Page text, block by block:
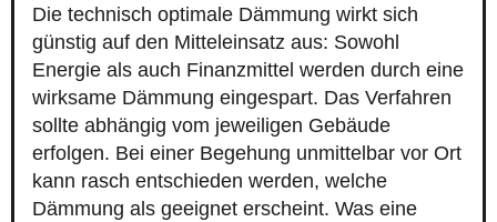
Die technisch optimale Dämmung wirkt sich
günstig auf den Mitteleinsatz aus: Sowohl
Energie als auch Finanzmittel werden durch eine
wirksame Dämmung eingespart. Das Verfahren
sollte abhängig vom jeweiligen Gebäude
erfolgen. Bei einer Begehung unmittelbar vor Ort
kann rasch entschieden werden, welche
Dämmung als geeignet erscheint. Was eine